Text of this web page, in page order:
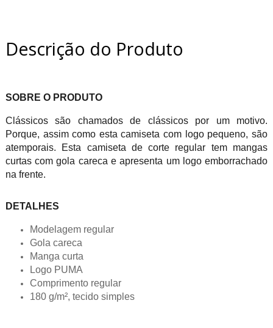
Descrição do Produto
SOBRE O PRODUTO
Clássicos são chamados de clássicos por um motivo.
Porque, assim como esta camiseta com logo pequeno, são
atemporais. Esta camiseta de corte regular tem mangas
curtas com gola careca e apresenta um logo emborrachado
na frente.
DETALHES
Modelagem regular
Gola careca
Manga curta
Logo PUMA
Comprimento regular
180 g/m², tecido simples